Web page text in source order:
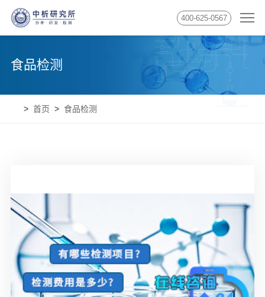
400-625-0567
食品检测
首页 食品检测